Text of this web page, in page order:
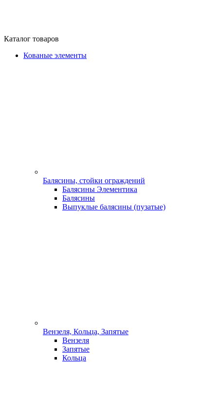
Каталог товаров
Кованые элементы
Балясины, стойки ограждений
Балясины Элементика
Балясины
Выпуклые балясины (пузатые)
Вензеля, Кольца, Запятые
Вензеля
Запятые
Кольца